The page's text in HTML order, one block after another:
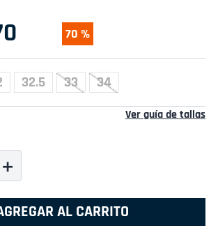
70 %
32.5 33 34
Ver guía de tallas
＋
AL CARRITO